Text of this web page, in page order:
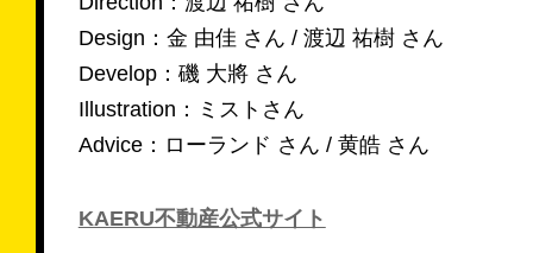
Design：金 由佳 さん / 渡辺 祐樹 さん
Develop：磯 大將 さん
Illustration：ミストさん
Advice：ローランド さん / 黄皓 さん
KAERU不動産公式サイト